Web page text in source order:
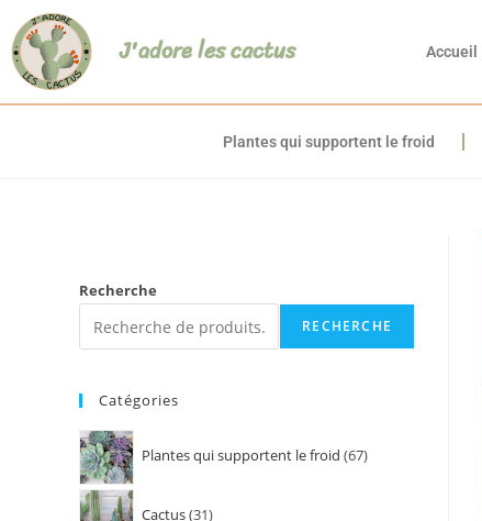
J'adore les cactus Accueil
Plantes qui supportent le froid
Recherche
RECHERCHE
Catégories
Plantes qui supportent le froid 67
Cactus 31